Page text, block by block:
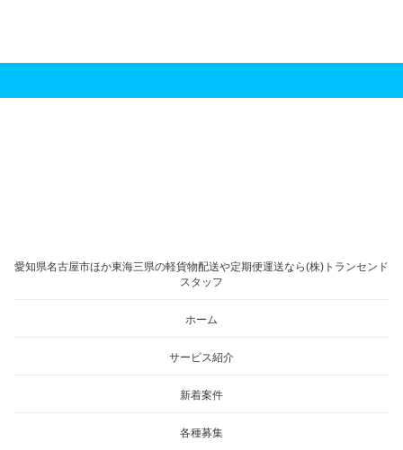
愛知県名古屋市ほか東海三県の軽貨物配送や定期便運送なら(株)トランセンド
スタッフ
ホーム
サービス紹介
新着案件
各種募集